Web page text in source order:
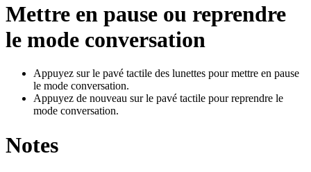
Mettre en pause ou reprendre
le mode conversation
Appuyez sur le pavé tactile des lunettes pour mettre en pause
le mode conversation.
Appuyez de nouveau sur le pavé tactile pour reprendre le
mode conversation.
Notes